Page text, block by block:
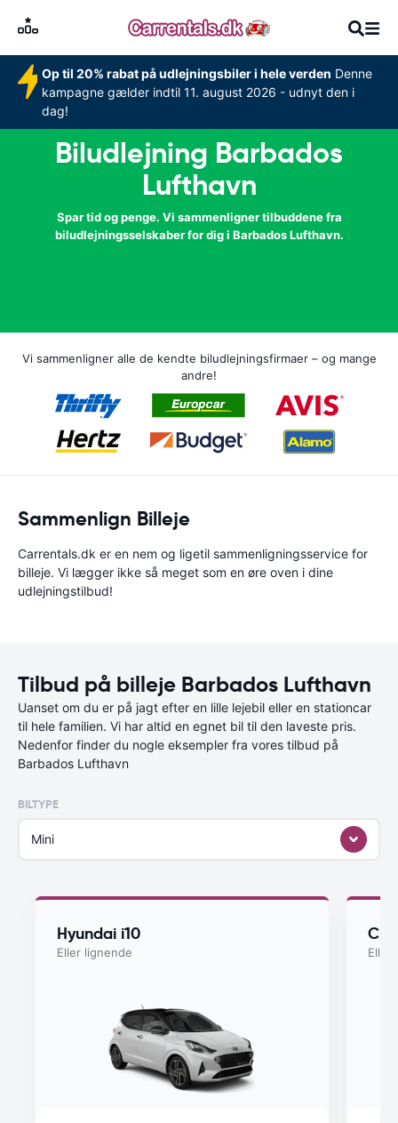
Op til 20% rabat på udlejningsbiler i hele verden Denne
kampagne gælder indtil 11. august 2026 - udnyt den i
dag!
Biludlejning Barbados
Lufthavn
Spar tid og penge. Vi sammenligner tilbuddene fra
biludlejningsselskaber for dig i Barbados Lufthavn.
Vi sammenligner alle de kendte biludlejningsfirmaer – og mange
andre!
Sammenlign Billeje
Carrentals.dk er en nem og ligetil sammenligningsservice for
billeje. Vi lægger ikke så meget som en øre oven i dine
udlejningstilbud!
Tilbud på billeje Barbados Lufthavn
Uanset om du er på jagt efter en lille lejebil eller en stationcar
til hele familien. Vi har altid en egnet bil til den laveste pris.
Nedenfor finder du nogle eksempler fra vores tilbud på
Barbados Lufthavn
BILTYPE
Mini
Hyundai i10
Eller lignende Eller